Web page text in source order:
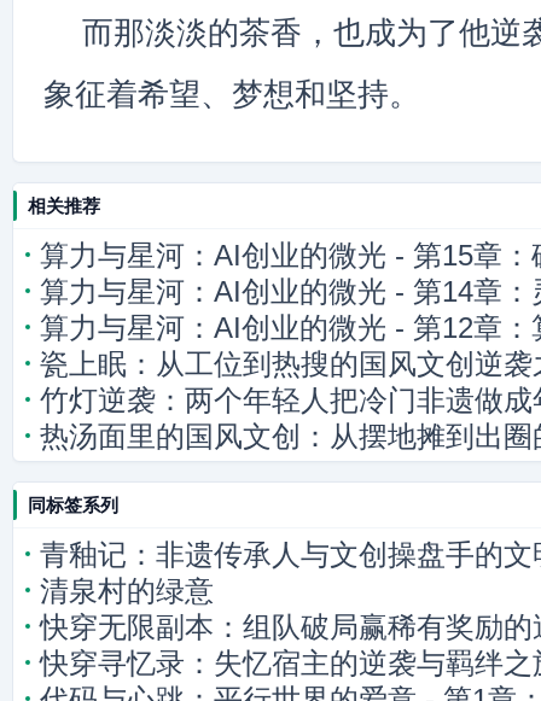
而那淡淡的茶香，也成为了他逆
象征着希望、梦想和坚持。
相关推荐
算力与星河：AI创业的微光 - 第15章：
算力与星河：AI创业的微光 - 第14章
算力与星河：AI创业的微光 - 第12章：
瓷上眠：从工位到热搜的国风文创逆袭
竹灯逆袭：两个年轻人把冷门非遗做
热汤面里的国风文创：从摆地摊到出
同标签系列
青釉记：非遗传承人与文创操盘手的文
清泉村的绿意
快穿无限副本：组队破局赢稀有奖励的
快穿寻忆录：失忆宿主的逆袭与羁绊之